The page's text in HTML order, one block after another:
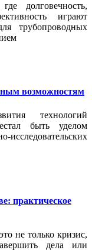
долговечность,
играют
трубопроводных
возможностям
технологий
быть уделом
практическое
не только кризис,
дела или